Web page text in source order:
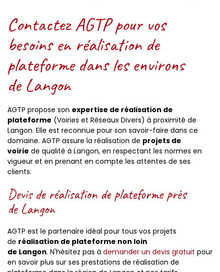
Contactez AGTP pour vos
besoins en réalisation de
plateforme dans les environs
de Langon
AGTP propose son expertise de réalisation de
plateforme (Voiries et Réseaux Divers) à proximité de
Langon. Elle est reconnue pour son savoir-faire dans ce
domaine. AGTP assure la réalisation de projets de
voirie de qualité à Langon, en respectant les normes en
vigueur et en prenant en compte les attentes de ses
clients.
Devis de réalisation de plateforme près
de Langon
AGTP est le partenaire idéal pour tous vos projets
de réalisation de plateforme non loin
de Langon. N'hésitez pas à demander un devis gratuit pour
en savoir plus sur ses prestations de réalisation de